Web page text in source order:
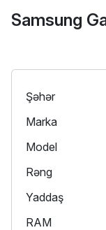
Samsung
Şəhər
Marka
Model
Rəng
Yaddaş
RAM